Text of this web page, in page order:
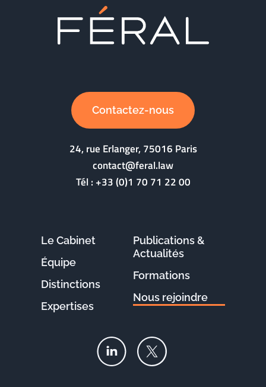
Contactez-nous
24, rue Erlanger, 75016 Paris
contact@feral.law
Tél :+33 (0)1 70 71 22 00
Le Cabinet
Équipe
Distinctions
Expertises
Publications &
Actualités
Formations
Nous rejoindre